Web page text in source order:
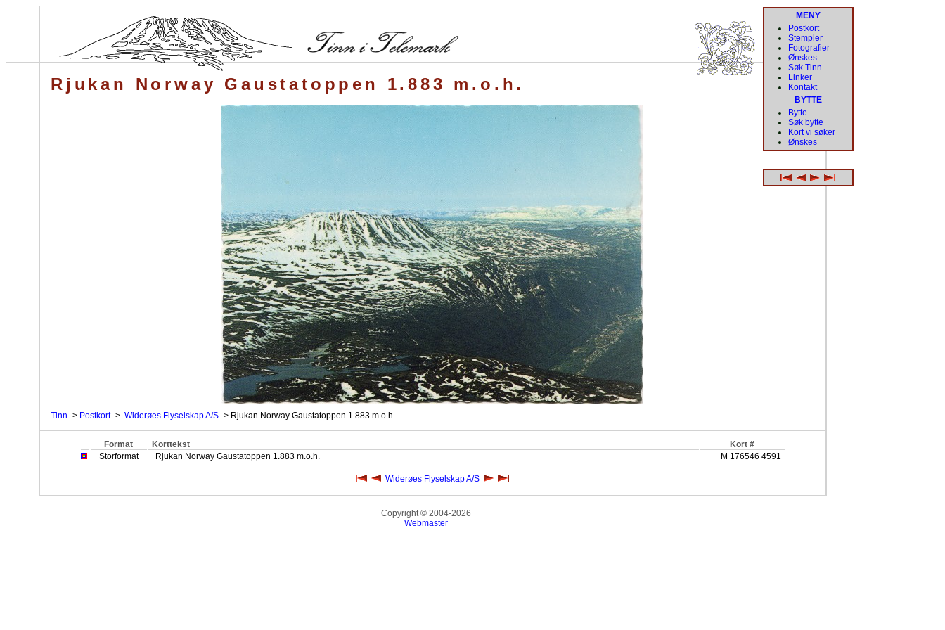
Rjukan Norway Gaustatoppen 1.883 m.o.h.
Tinn -> Postkort-> Widerøes Flyselskap A/S -> Rjukan Norway Gaustatoppen 1.883 m.o.h.
Format Korttekst
Kort #
Storformat
Rjukan Norway Gaustatoppen 1.883 m.o.h. M 176546 4591
Widerøes Flyselskap A/S
MENY
Postkort
Stempler
Fotografier
Ønskes
Søk Tinn
Linker
Kontakt
BYTTE
Bytte
Søk bytte
Kort vi søker
Ønskes
Copyright © 2004-2026
Webmaster